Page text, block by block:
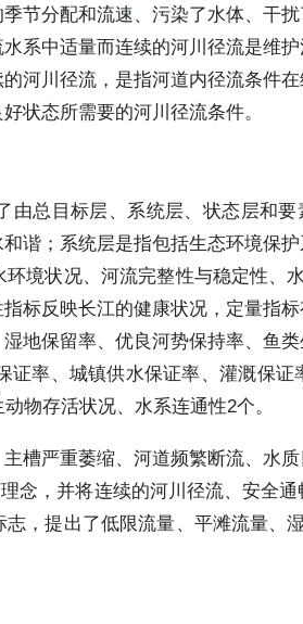
节分配和流速、污染了水体、干
系中适量而连续的河川径流是维
河川径流，是指河道内径流条件
状态所需要的河川径流条件。
总目标层、系统层、状态层和
谐；系统层是指包括生态环境保
境状况、河流完整性与稳定性、
标反映长江的健康状况，定量指
地保留率、优良河势保持率、鱼
率、城镇供水保证率、灌溉保
物存活状况、水系连通性2个。
槽严重萎缩、河道频繁断流、水
念，并将连续的河川径流、安全
，提出了低限流量、平滩流量、